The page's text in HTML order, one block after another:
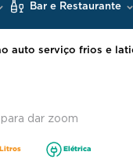
Bar e Restaurante
auto serviço frios e
dar zoom
Elétrica